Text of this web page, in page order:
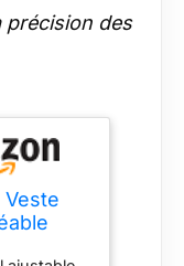
précision des
Veste